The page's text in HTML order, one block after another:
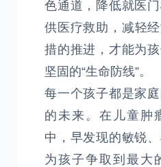
色通道，降低就医
供医疗救助，减轻
措的推进，才能为
坚固的“生命防线”。
每一个孩子都是家
的未来。在儿童肿
中，早发现的敏锐
为孩子争取到最大